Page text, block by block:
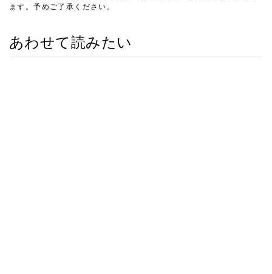
ます。予めご了承ください。
あわせて読みたい